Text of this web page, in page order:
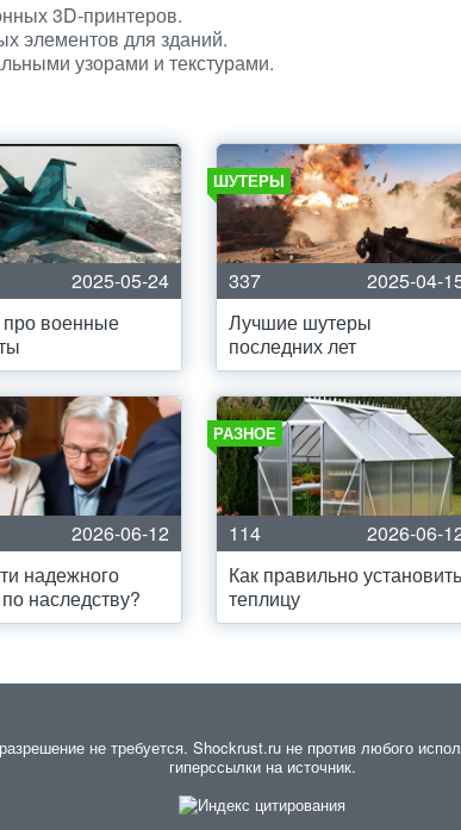
3D-принтеров.
элементов для зданий.
узорами и текстурами.
2025-05-24
про военные
ШУТЕРЫ
337
2025-04-
Лучшие шутеры
последних лет
2026-06-12
надежного
наследству?
РАЗНОЕ
114
2026-06-
Как правильно установить
теплицу
не требуется. Shockrust.ru не против любого
гиперссылки на источник.